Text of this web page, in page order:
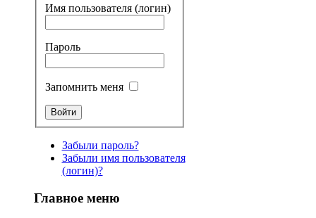
Имя пользователя (логин)
Пароль
Запомнить меня
Забыли пароль?
Забыли имя пользователя
(логин)?
Главное меню